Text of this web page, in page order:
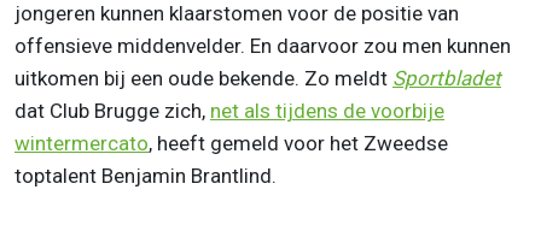
jongeren kunnen klaarstomen voor de positie van
offensieve middenvelder. En daarvoor zou men kunnen
uitkomen bij een oude bekende. Zo meldt Sportbladet
dat Club Brugge zich, net als tijdens de voorbije
wintermercato, heeft gemeld voor het Zweedse
toptalent Benjamin Brantlind.